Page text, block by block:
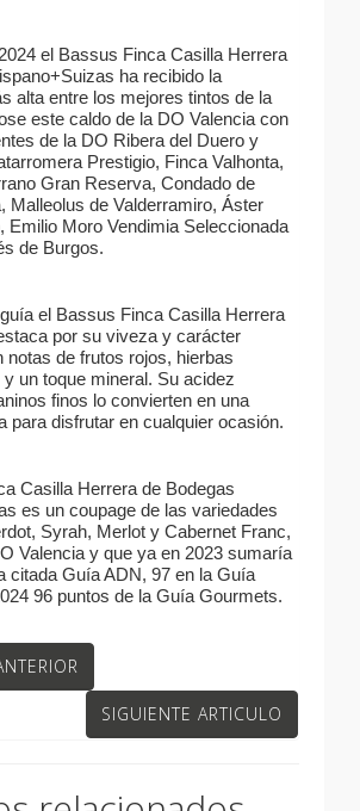
el Bassus Finca Casilla Herrera
ha recibido la
alta entre los mejores tintos de la
este caldo de la DO Valencia con
de la DO Ribera del Duero y
Prestigio, Finca Valhonta,
Gran Reserva, Condado de
Malleolus de Valderramiro, Áster
Emilio Moro Vendimia Seleccionada
de Burgos.
el Bassus Finca Casilla Herrera
por su viveza y carácter
notas de frutos rojos, hierbas
un toque mineral. Su acidez
finos lo convierten en una
para disfrutar en cualquier ocasión.
Casilla Herrera de Bodegas
es un coupage de las variedades
Syrah, Merlot y Cabernet Franc,
Valencia y que ya en 2023 sumaría
citada Guía ADN, 97 en la Guía
96 puntos de la Guía Gourmets.
SIGUIENTE ARTICULO